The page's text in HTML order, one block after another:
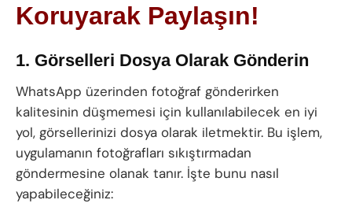
Koruyarak Paylaşın!
1. Görselleri Dosya Olarak Gönderin
WhatsApp üzerinden fotoğraf gönderirken
kalitesinin düşmemesi için kullanılabilecek en iyi
yol, görsellerinizi dosya olarak iletmektir. Bu işlem,
uygulamanın fotoğrafları sıkıştırmadan
göndermesine olanak tanır. İşte bunu nasıl
yapabileceğiniz: